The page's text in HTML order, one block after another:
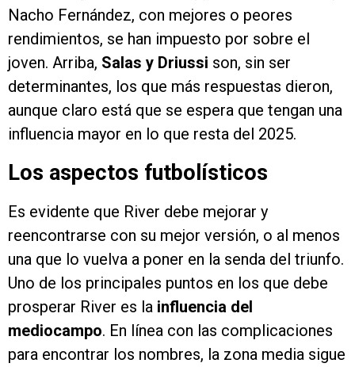
Nacho Fernández, con mejores o peores
rendimientos, se han impuesto por sobre el
joven. Arriba, Salas y Driussi son, sin ser
determinantes, los que más respuestas dieron,
aunque claro está que se espera que tengan una
influencia mayor en lo que resta del 2025.
Los aspectos futbolísticos
Es evidente que River debe mejorar y
reencontrarse con su mejor versión, o al menos
una que lo vuelva a poner en la senda del triunfo.
Uno de los principales puntos en los que debe
prosperar River es la influencia del
mediocampo. En línea con las complicaciones
para encontrar los nombres, la zona media sigue